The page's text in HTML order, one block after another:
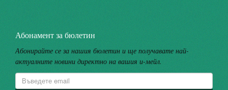
Абонамент за бюлетин
Абонирайте се за нашия бюлетин и ще получавате най-
актуалните новини директно на вашия и-мейл.